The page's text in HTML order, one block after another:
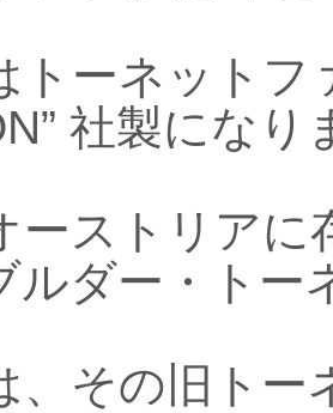
トーネットフ
社製になり
ーストリアに
ルダー・トー
、その旧ト